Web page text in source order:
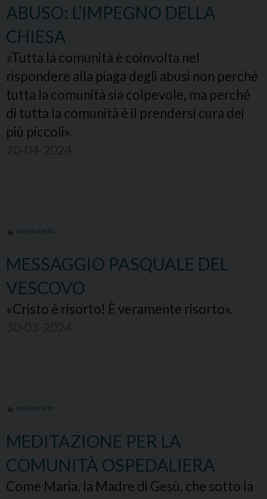
ABUSO: L’IMPEGNO DELLA
CHIESA
«Tutta la comunità è coinvolta nel
rispondere alla piaga degli abusi non perché
tutta la comunità sia colpevole, ma perché
di tutta la comunità è il prendersi cura dei
più piccoli».
INTERVENTO
MESSAGGIO PASQUALE DEL
VESCOVO
«Cristo è risorto! È veramente risorto».
INTERVENTO
MEDITAZIONE PER LA
COMUNITÀ OSPEDALIERA
Come Maria, la Madre di Gesù, che sotto la